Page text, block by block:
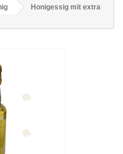
Honigessig mit extra